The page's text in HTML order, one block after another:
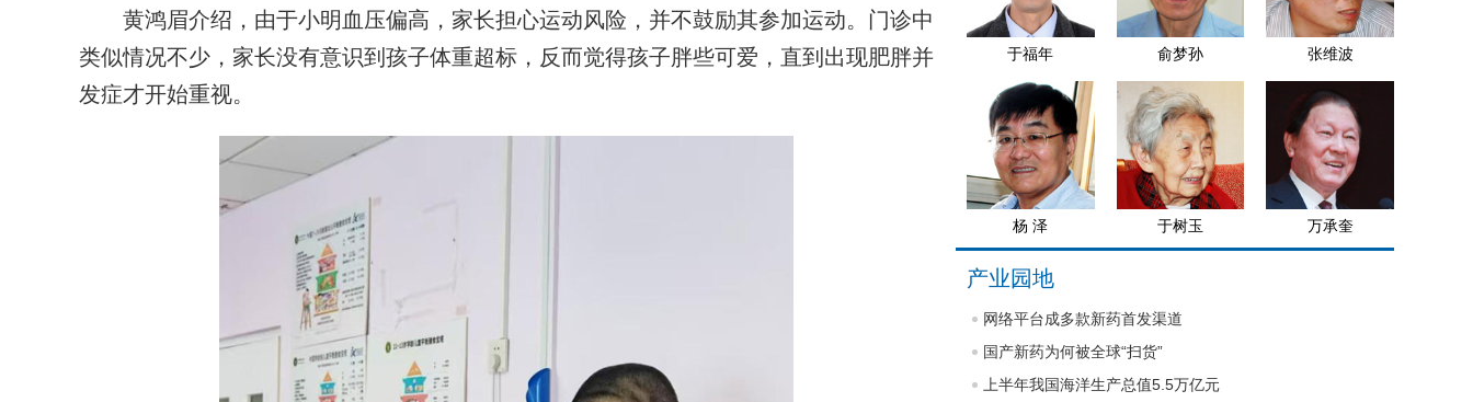
黄鸿眉介绍，由于小明血压偏高，家长担心运动风险，并不鼓励其参加运动。门诊中
类似情况不少，家长没有意识到孩子体重超标，反而觉得孩子胖些可爱，直到出现肥胖并
发症才开始重视。
于福年 俞梦孙 张维波
杨 泽 于树玉 万承奎
产业园地
网络平台成多款新药首发渠道
国产新药为何被全球“扫货”
上半年我国海洋生产总值5.5万亿元